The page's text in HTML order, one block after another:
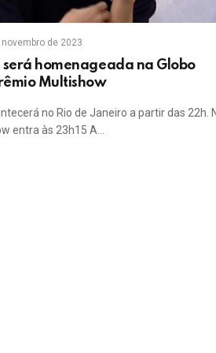
novembro de 2023
será homenageada na Globo
Multishow
no Rio de Janeiro a partir das 22h.
entra às 23h15 A…